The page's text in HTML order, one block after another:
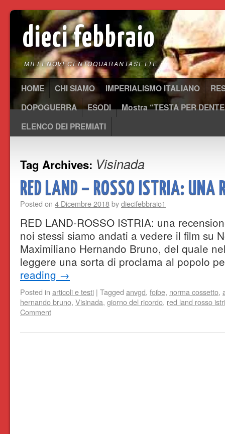
dieci febbraio
MILLENOVECENTOQUARANTASETTE
HOME CHI SIAMO IMPERIALISMO ITALIANO
DOPOGUERRA
ESODI
Mostra “TESTA PER
ELENCO DEI PREMIATI
Tag Archives: Visinada
RED LAND – ROSSO ISTRIA: UNA
Posted on 4 Dicembre 2018bydiecifebbraio1
RED LAND-ROSSO ISTRIA: una
noi stessi siamo andati a vedere il film su
Maximiliano Hernando Bruno, del quale
leggere una sorta di proclama al popolo
reading →
Posted in articoli e testi | Tagged anvgd, foibe, norma cossetto,
hernando bruno, Visinada, giorno del ricordo, red land rosso
Comment